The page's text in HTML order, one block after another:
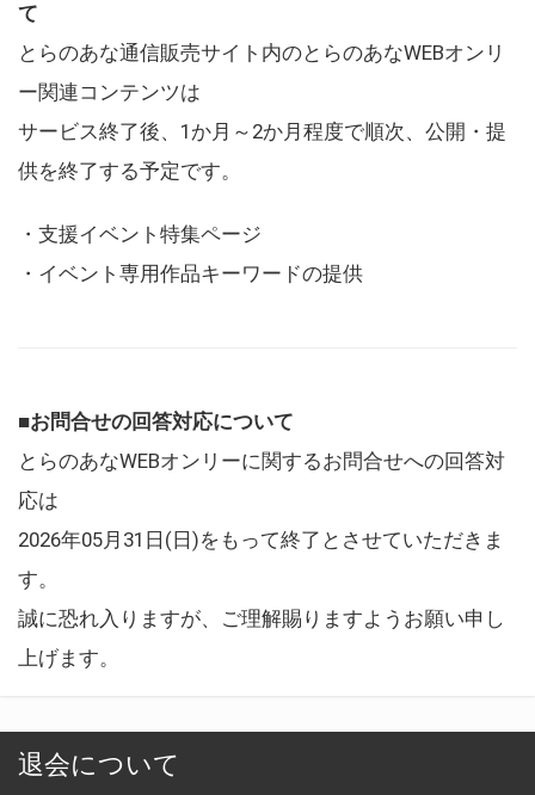
て
とらのあな通信販売サイト内のとらのあなWEBオンリ
ー関連コンテンツは
サービス終了後、1か月～2か月程度で順次、公開・提
供を終了する予定です。
・支援イベント特集ページ
・イベント専用作品キーワードの提供
■お問合せの回答対応について
とらのあなWEBオンリーに関するお問合せへの回答対
応は
2026年05月31日(日)をもって終了とさせていただきま
す。
誠に恐れ入りますが、ご理解賜りますようお願い申し
上げます。
退会について